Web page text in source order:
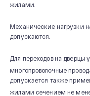
жилами.
Механические нагрузки
допускаются.
Для переходов на дверцы
многопроволочные
допускается также
жилами сечением не